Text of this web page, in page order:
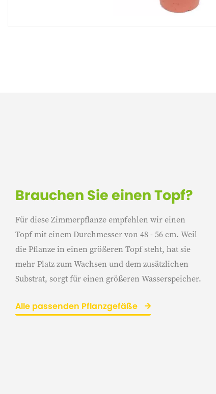
Brauchen Sie einen Topf?
Für diese Zimmerpflanze empfehlen wir einen
Topf mit einem Durchmesser von 48 - 56 cm. Weil
die Pflanze in einen größeren Topf steht, hat sie
mehr Platz zum Wachsen und dem zusätzlichen
Substrat, sorgt für einen größeren Wasserspeicher.
Alle passenden Pflanzgefäße